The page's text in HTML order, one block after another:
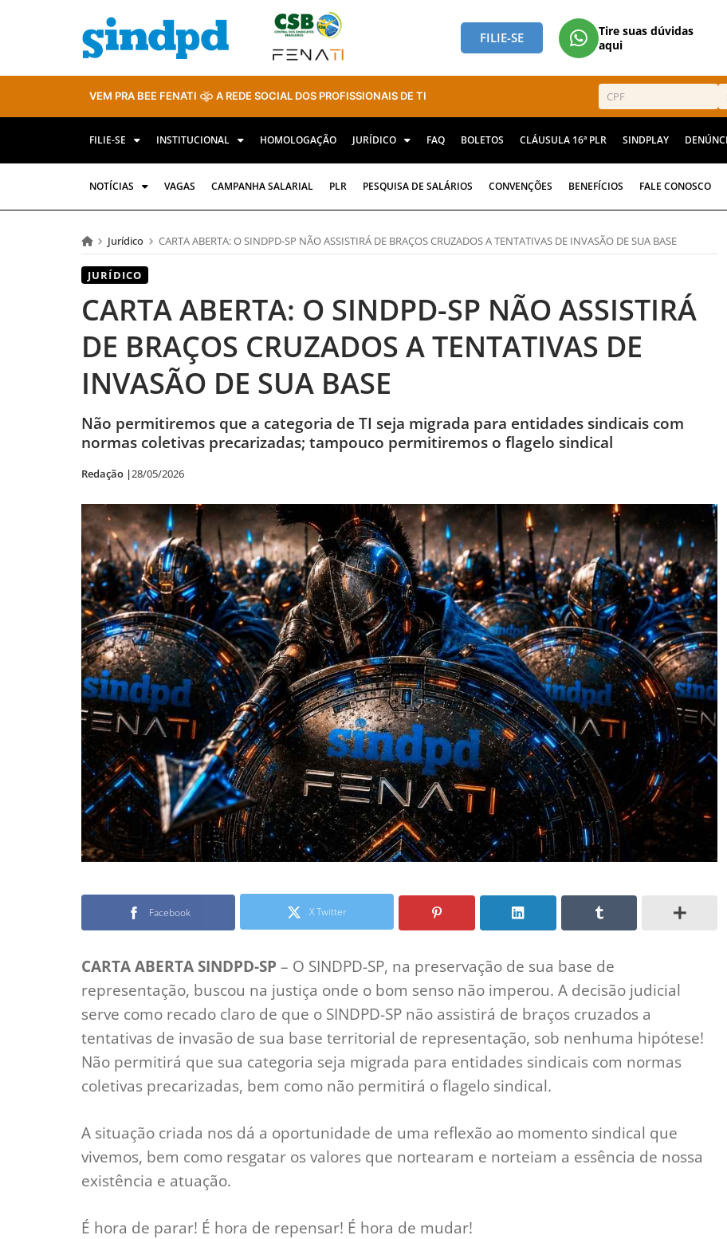
FILIE-SE
Tire suas dúvidas
aqui
VEM PRA BEE FENATI A REDE SOCIAL DOS PROFISSIONAIS DE TI
FILIE-SE INSTITUCIONAL HOMOLOGAÇÃO JURÍDICO FAQ BOLETOS CLÁUSULA 16ª PLR SINDPLAY
NOTÍCIAS VAGAS CAMPANHA SALARIAL PLR PESQUISA DE SALÁRIOS CONVENÇÕES BENEFÍCIOS FALE CONOSCO
Jurídico CARTA ABERTA: O SINDPD-SP NÃO ASSISTIRÁ DE BRAÇOS CRUZADOS A TENTATIVAS DE INVASÃO DE SUA BASE
JURÍDICO
CARTA ABERTA: O SINDPD-SP NÃO ASSISTIRÁ
DE BRAÇOS CRUZADOS A TENTATIVAS DE
INVASÃO DE SUA BASE
Não permitiremos que a categoria de TI seja migrada para entidades sindicais com
normas coletivas precarizadas; tampouco permitiremos o flagelo sindical
Redação |28/05/2026
Facebook X Twitter
CARTA ABERTA SINDPD-SP – O SINDPD-SP, na preservação de sua base de
representação, buscou na justiça onde o bom senso não imperou. A decisão judicial
serve como recado claro de que o SINDPD-SP não assistirá de braços cruzados a
tentativas de invasão de sua base territorial de representação, sob nenhuma hipótese!
Não permitirá que sua categoria seja migrada para entidades sindicais com normas
coletivas precarizadas, bem como não permitirá o flagelo sindical.
A situação criada nos dá a oportunidade de uma reflexão ao momento sindical que
vivemos, bem como resgatar os valores que nortearam e norteiam a essência de nossa
existência e atuação.
É hora de parar! É hora de repensar! É hora de mudar!